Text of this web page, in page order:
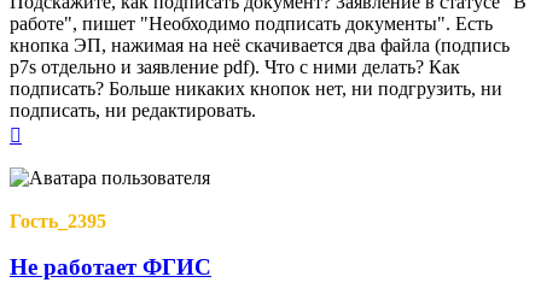
работе", пишет "Необходимо подписать документы". Есть
кнопка ЭП, нажимая на неё скачивается два файла (подпись
p7s отдельно и заявление pdf). Что с ними делать? Как
подписать? Больше никаких кнопок нет, ни подгрузить, ни
подписать, ни редактировать.
началу
Гость_2395
Не работает ФГИС